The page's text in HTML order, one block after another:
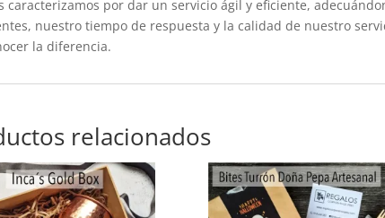
caracterizamos por dar un servicio ágil y eficiente,
nuestro tiempo de respuesta y la calidad de nuestro
la diferencia.
relacionados